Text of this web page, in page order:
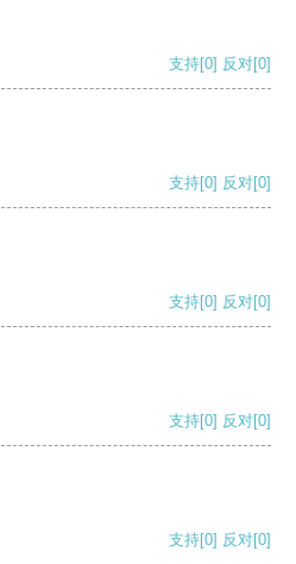
支持[0] 反对[0]
支持[0] 反对[0]
支持[0] 反对[0]
支持[0] 反对[0]
支持[0] 反对[0]